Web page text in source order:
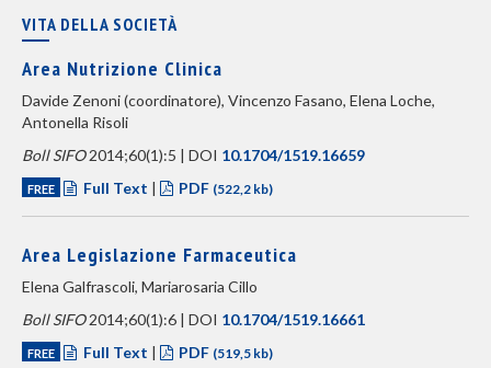
VITA DELLA SOCIETÀ
Area Nutrizione Clinica
Davide Zenoni (coordinatore), Vincenzo Fasano, Elena Loche,
Antonella Risoli
Boll SIFO2014;60(1):5 | DOI 10.1704/1519.16659
FREE Full Text | PDF (522,2 kb)
Area Legislazione Farmaceutica
Elena Galfrascoli, Mariarosaria Cillo
Boll SIFO2014;60(1):6 | DOI 10.1704/1519.16661
FREE Full Text | PDF (519,5 kb)